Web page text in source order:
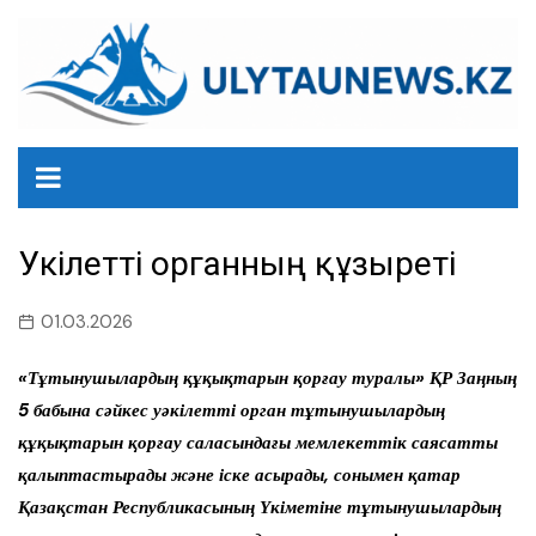
содержанию
Уәкілетті органның құзыреті
01.03.2026
«Тұтынушылардың құқықтарын қорғау туралы» ҚР Заңның
5 бабына сәйкес уәкілетті орган тұтынушылардың
құқықтарын қорғау саласындағы мемлекеттік саясатты
қалыптастырады және іске асырады, сонымен қатар
Қазақстан Республикасының Үкіметіне тұтынушылардың